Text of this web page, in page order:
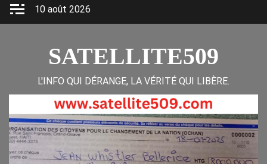
Skip
10 août 2026
SATELLITE509
L'INFO QUI DÉRANGE, LA VÉRITÉ QUI LIBÈRE.